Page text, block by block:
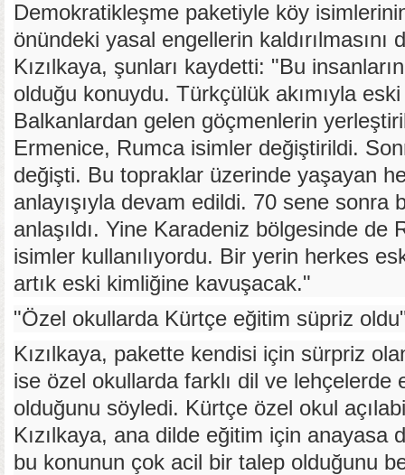
Demokratikleşme paketiyle köy
önündeki yasal engellerin kaldırılmasını
Kızılkaya, şunları kaydetti: "Bu
olduğu konuydu. Türkçülük akımıyla
Balkanlardan gelen göçmenlerin
Ermenice, Rumca isimler değiştirildi.
değişti. Bu topraklar üzerinde yaşayan
anlayışıyla devam edildi. 70 sene sonra
anlaşıldı. Yine Karadeniz bölgesinde de
isimler kullanılıyordu. Bir yerin herkes
artık eski kimliğine kavuşacak."
"Özel okullarda Kürtçe eğitim süpriz
Kızılkaya, pakette kendisi için sürpriz
ise özel okullarda farklı dil ve lehçelerde
olduğunu söyledi. Kürtçe özel okul
Kızılkaya, ana dilde eğitim için anayasa
bu konunun çok acil bir talep olduğunu